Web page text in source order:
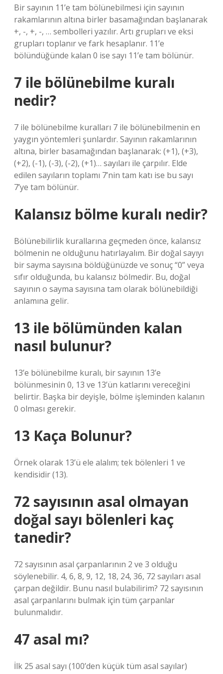
Bir sayının 11’e tam bölünebilmesi için sayının
rakamlarının altına birler basamağından başlanarak
+, -, +, -, … sembolleri yazılır. Artı grupları ve eksi
grupları toplanır ve fark hesaplanır. 11’e
bölündüğünde kalan 0 ise sayı 11’e tam bölünür.
7 ile bölünebilme kuralı
nedir?
7 ile bölünebilme kuralları 7 ile bölünebilmenin en
yaygın yöntemleri şunlardır. Sayının rakamlarının
altına, birler basamağından başlanarak: (+1), (+3),
(+2), (-1), (-3), (-2), (+1)… sayıları ile çarpılır. Elde
edilen sayıların toplamı 7’nin tam katı ise bu sayı
7’ye tam bölünür.
Kalansız bölme kuralı nedir?
Bölünebilirlik kurallarına geçmeden önce, kalansız
bölmenin ne olduğunu hatırlayalım. Bir doğal sayıyı
bir sayma sayısına böldüğünüzde ve sonuç “0” veya
sıfır olduğunda, bu kalansız bölmedir. Bu, doğal
sayının o sayma sayısına tam olarak bölünebildiği
anlamına gelir.
13 ile bölümünden kalan
nasıl bulunur?
13’e bölünebilme kuralı, bir sayının 13’e
bölünmesinin 0, 13 ve 13’ün katlarını vereceğini
belirtir. Başka bir deyişle, bölme işleminden kalanın
0 olması gerekir.
13 Kaça Bolunur?
Örnek olarak 13’ü ele alalım; tek bölenleri 1 ve
kendisidir (13).
72 sayısının asal olmayan
doğal sayı bölenleri kaç
tanedir?
72 sayısının asal çarpanlarının 2 ve 3 olduğu
söylenebilir. 4, 6, 8, 9, 12, 18, 24, 36, 72 sayıları asal
çarpan değildir. Bunu nasıl bulabilirim? 72 sayısının
asal çarpanlarını bulmak için tüm çarpanlar
bulunmalıdır.
47 asal mı?
İlk 25 asal sayı (100’den küçük tüm asal sayılar)